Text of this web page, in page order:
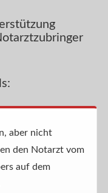
aber nicht
den Notarzt vom
auf dem